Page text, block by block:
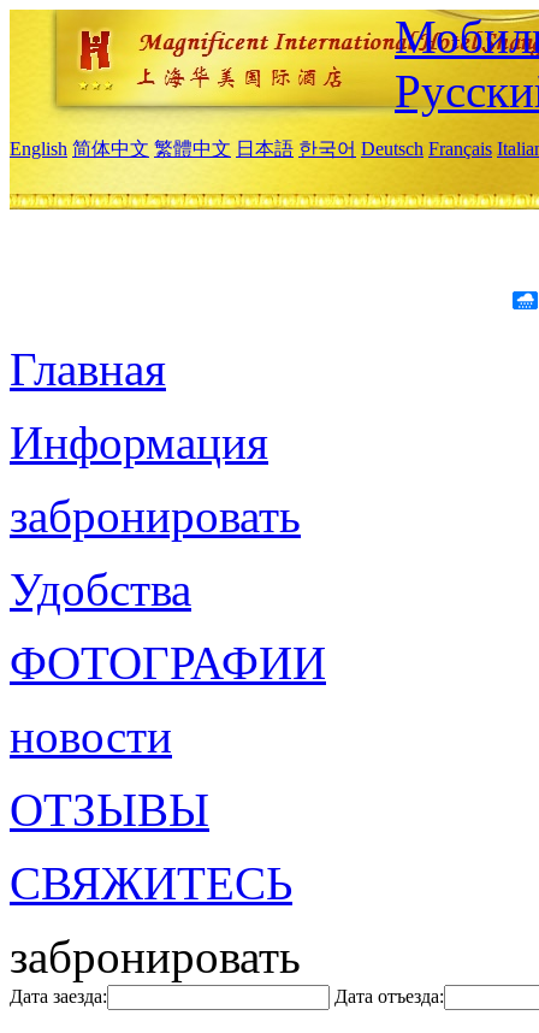
English 简体中文 繁體中文 日本語 한국어 Deutsch Français
Главная
Информация
забронировать
Удобства
ФОТОГРАФИИ
новости
ОТЗЫВЫ
СВЯЖИТЕСЬ
забронировать
Дата заезда: Дата отъезда: